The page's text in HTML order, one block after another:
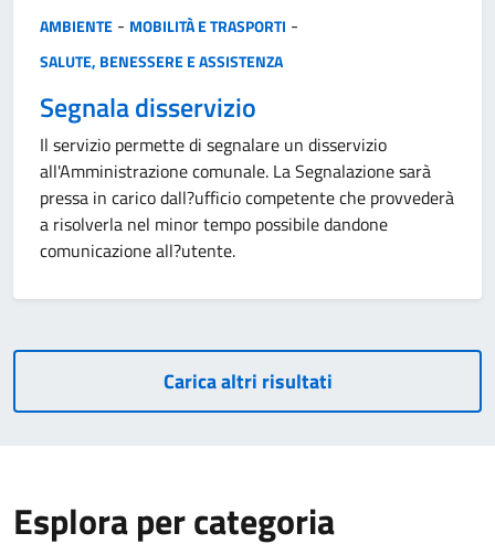
Categoria:
AMBIENTE - MOBILITÀ E TRASPORTI -
SALUTE, BENESSERE E ASSISTENZA
Segnala disservizio
Il servizio permette di segnalare un disservizio
all'Amministrazione comunale. La Segnalazione sarà
pressa in carico dall?ufficio competente che provvederà
a risolverla nel minor tempo possibile dandone
comunicazione all?utente.
Carica altri risultati
Esplora per categoria